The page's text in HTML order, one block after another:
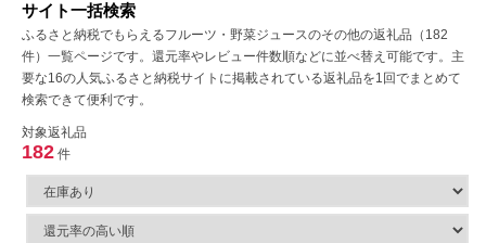
サイト一括検索
ふるさと納税でもらえるフルーツ・野菜ジュースのその他の返礼品（182
件）一覧ページです。還元率やレビュー件数順などに並べ替え可能です。主
要な16の人気ふるさと納税サイトに掲載されている返礼品を1回でまとめて
検索できて便利です。
対象返礼品
182 件